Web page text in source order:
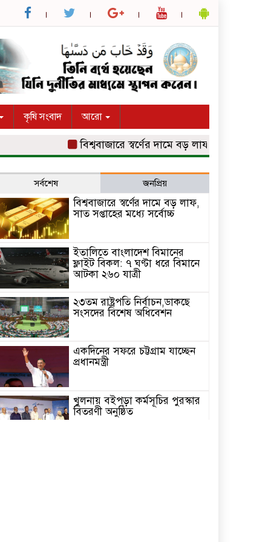
কৃষি সংবাদ আরো
বিশ্ববাজারে স্বর্ণের দামে বড় লাফ, সাত সপ্তাহের মধ্যে
সর্বশেষ জনপ্রিয়
বিশ্ববাজারে স্বর্ণের দামে বড় লাফ,
সাত সপ্তাহের মধ্যে সর্বোচ্চ
ইতালিতে বাংলাদেশ বিমানের
ফ্লাইট বিকল: ৭ ঘণ্টা ধরে বিমানে
আটকা ২৬০ যাত্রী
২৩তম রাষ্ট্রপতি নির্বাচন,ডাকছে
সংসদের বিশেষ অধিবেশন
একদিনের সফরে চট্টগ্রাম যাচ্ছেন
প্রধানমন্ত্রী
খুলনায় বইপড়া কর্মসূচির পুরস্কার
বিতরণী অনুষ্ঠিত